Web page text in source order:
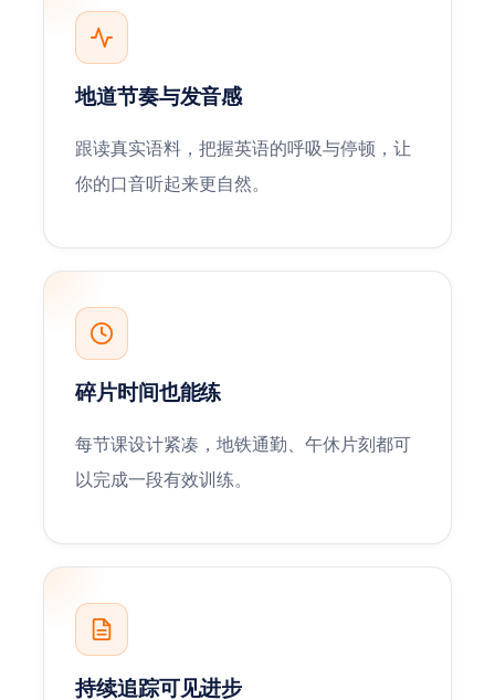
地道节奏与发音感
跟读真实语料，把握英语的呼吸与停顿，让
你的口音听起来更自然。
碎片时间也能练
每节课设计紧凑，地铁通勤、午休片刻都可
以完成一段有效训练。
持续追踪可见进步